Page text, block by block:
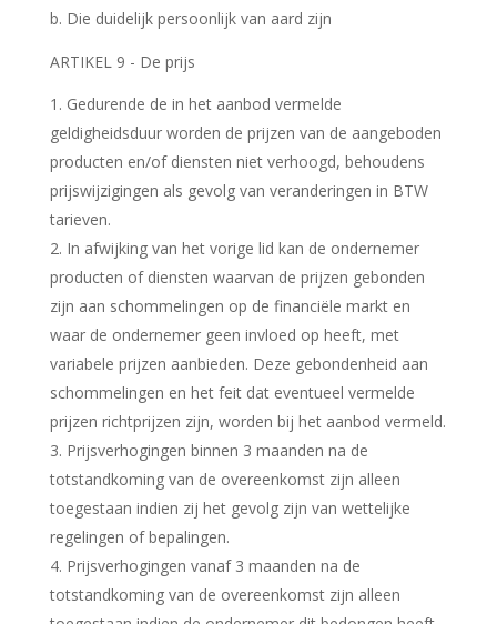
b. Die duidelijk persoonlijk van aard zijn
ARTIKEL 9 - De prijs
Gedurende de in het aanbod vermelde
geldigheidsduur worden de prijzen van de aangeboden
producten en/of diensten niet verhoogd, behoudens
prijswijzigingen als gevolg van veranderingen in BTW
tarieven.
2. In afwijking van het vorige lid kan de ondernemer
producten of diensten waarvan de prijzen gebonden
zijn aan schommelingen op de financiële markt en
waar de ondernemer geen invloed op heeft, met
variabele prijzen aanbieden. Deze gebondenheid aan
schommelingen en het feit dat eventueel vermelde
prijzen richtprijzen zijn, worden bij het aanbod vermeld.
3. Prijsverhogingen binnen 3 maanden na de
totstandkoming van de overeenkomst zijn alleen
toegestaan indien zij het gevolg zijn van wettelijke
regelingen of bepalingen.
4. Prijsverhogingen vanaf 3 maanden na de
totstandkoming van de overeenkomst zijn alleen